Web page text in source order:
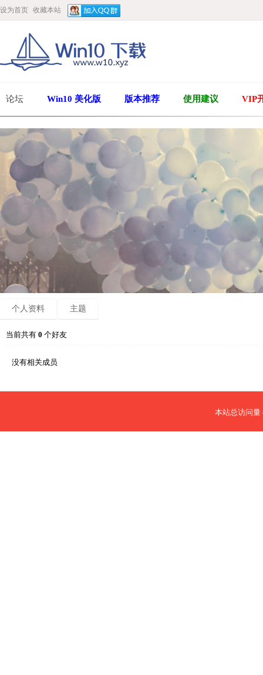
设为首页 收藏本站
论坛 Win10 美化版 版本推荐 使用建议 VIP
个人资料 主题
当前共有 0 个好友
没有相关成员
本站总访问量